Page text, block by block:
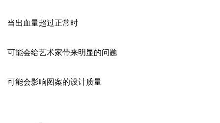
当出血量超过正常时
可能会给艺术家带来明显的问题
可能会影响图案的设计质量